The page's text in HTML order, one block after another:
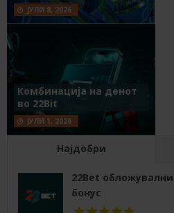
ЈУЛИ 8, 2026
Комбинација на денот
во 22Bit
ЈУЛИ 1, 2026
Најдобри
22Bet
бонус